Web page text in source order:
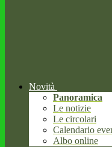
Novità
Panoramica
Le notizie
Le circolari
Calendario
Albo online